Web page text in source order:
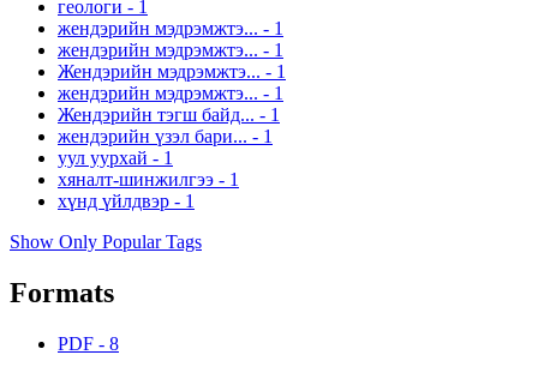
геологи - 1
жендэрийн мэдрэмжтэ... - 1
жендэрийн мэдрэмжтэ... - 1
Жендэрийн мэдрэмжтэ... - 1
жендэрийн мэдрэмжтэ... - 1
Жендэрийн тэгш байд... - 1
жендэрийн үзэл бари... - 1
уул уурхай - 1
хяналт-шинжилгээ - 1
хүнд үйлдвэр - 1
Show Only Popular Tags
Formats
PDF - 8